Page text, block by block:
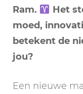
Ram.
Het
moed,
betekent de
jou?
Een nieuwe